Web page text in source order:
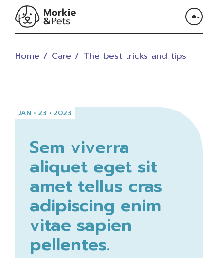
Home Care The best tricks and tips
JAN • 23 • 2023
Sem viverra
aliquet eget sit
amet tellus cras
adipiscing enim
vitae sapien
pellentes.